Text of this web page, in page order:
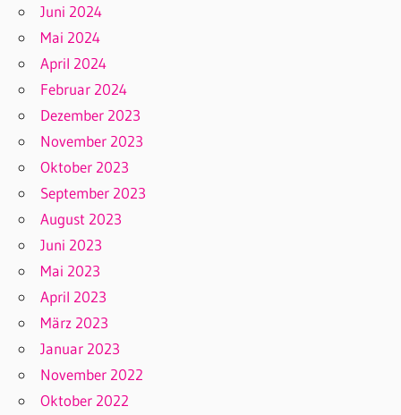
Juni 2024
Mai 2024
April 2024
Februar 2024
Dezember 2023
November 2023
Oktober 2023
September 2023
August 2023
Juni 2023
Mai 2023
April 2023
März 2023
Januar 2023
November 2022
Oktober 2022